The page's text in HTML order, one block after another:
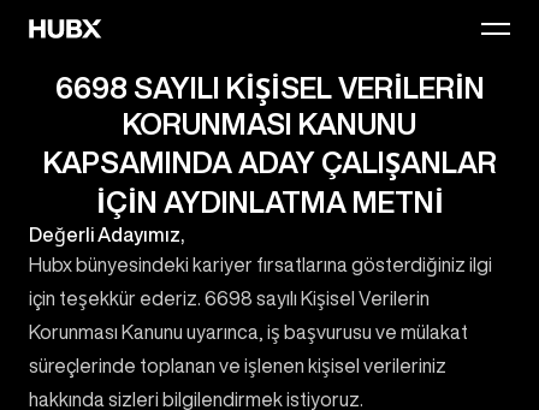
Investments
Publisher
Technologies
Our DNA
Jobs
6698 SAYILI KİŞİSEL VERİLERİN
KORUNMASI KANUNU
KAPSAMINDA ADAY ÇALIŞANLAR
İÇİN AYDINLATMA METNİ
Değerli Adayımız,
Hubx bünyesindeki kariyer fırsatlarına gösterdiğiniz ilgi
için teşekkür ederiz. 6698 sayılı Kişisel Verilerin
Korunması Kanunu uyarınca, iş başvurusu ve mülakat
süreçlerinde toplanan ve işlenen kişisel verileriniz
hakkında sizleri bilgilendirmek istiyoruz.